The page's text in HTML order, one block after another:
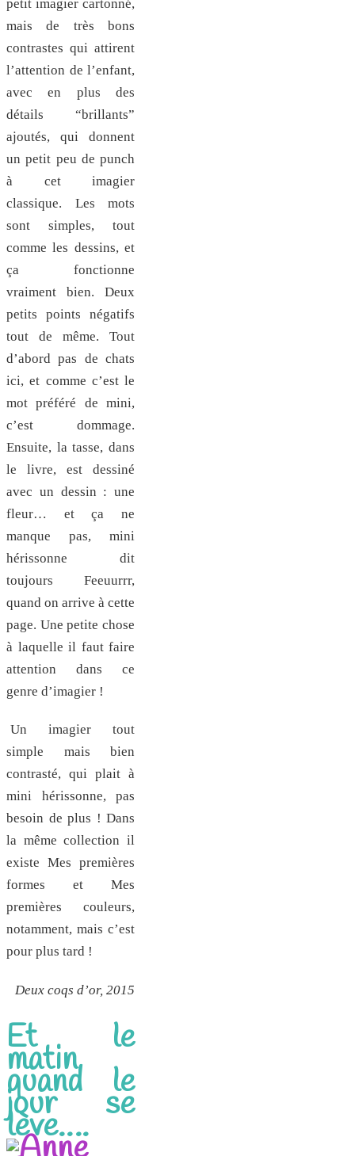
petit imagier cartonné,
mais de très bons
contrastes qui attirent
l’attention de l’enfant,
avec en plus des
détails “brillants”
ajoutés, qui donnent
un petit peu de punch
à cet imagier
classique. Les mots
sont simples, tout
comme les dessins, et
ça fonctionne
vraiment bien. Deux
petits points négatifs
tout de même. Tout
d’abord pas de chats
ici, et comme c’est le
mot préféré de mini,
c’est dommage.
Ensuite, la tasse, dans
le livre, est dessiné
avec un dessin : une
fleur… et ça ne
manque pas, mini
hérissonne dit
toujours Feeuurrr,
quand on arrive à cette
page. Une petite chose
à laquelle il faut faire
attention dans ce
genre d’imagier !
Un imagier tout
simple mais bien
contrasté, qui plait à
mini hérissonne, pas
besoin de plus ! Dans
la même collection il
existe Mes premières
formes et Mes
premières couleurs,
notamment, mais c’est
pour plus tard !
Deux coqs d’or, 2015
Et le
matin
quand le
jour se
lève….